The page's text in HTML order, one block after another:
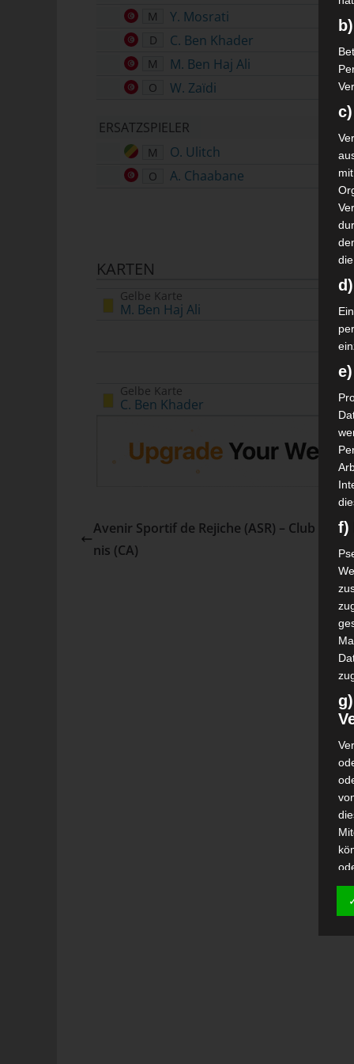
M Y. Mosrati
D C. Ben Khader
M M. Ben Haj Ali
O W. Zaïdi
ERSATZSPIELER
M O. Ulitch
O A. Chaabane
KARTEN
Gelbe Karte
M. Ben Haj Ali
Gelbe Karte
C. Ben Khader
Avenir Sportif de Rejiche (ASR) – Club
nis (CA)
f)